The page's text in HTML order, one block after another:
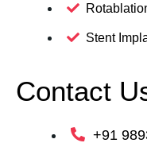
Stent
Contact
+91